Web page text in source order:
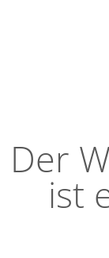
Der
ist